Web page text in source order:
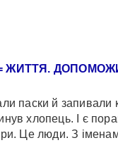
ЖИТТЯ.
паски й
хлопець. І є
Це люди. З